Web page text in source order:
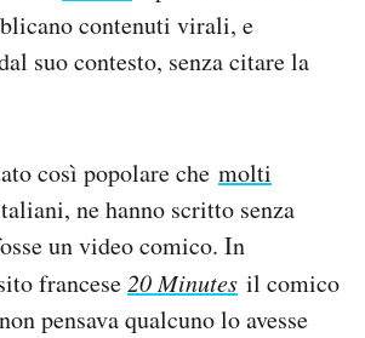
contenuti virali, e
suo contesto, senza citare la
così popolare che molti
ne hanno scritto senza
un video comico. In
francese20 Minutes il comico
pensava qualcuno lo avesse